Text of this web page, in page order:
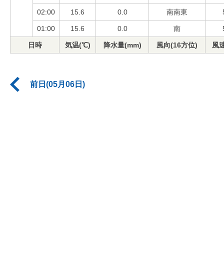
02:00 15.6 0.0 南南東
01:00 15.6 0.0 南
日時 気温(℃) 降水量(mm) 風向(16方位) 風
前日(05月06日)